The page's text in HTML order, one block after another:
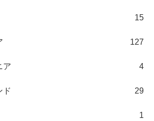
15
127
ア 4
ド 29
1